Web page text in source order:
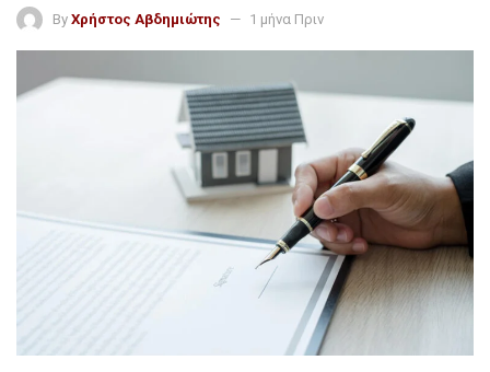
By Χρήστος Αβδημιώτης 1 μήνα Πριν